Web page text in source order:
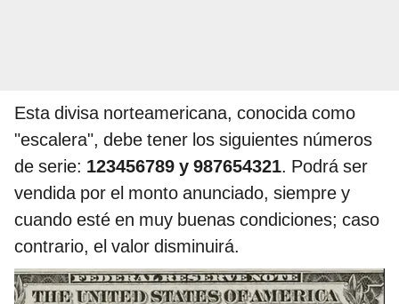
Esta divisa norteamericana, conocida como
"escalera", debe tener los siguientes números
de serie: 123456789 y 987654321. Podrá ser
vendida por el monto anunciado, siempre y
cuando esté en muy buenas condiciones; caso
contrario, el valor disminuirá.